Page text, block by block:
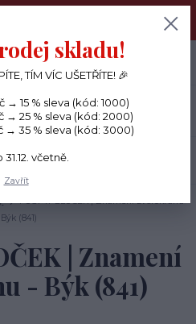
odesílám každý den, KREATIVNÍ
Menu
CZK
(841)
| Znamení
- Býk (841)
skladu!
TÍM VÍC UŠETŘÍTE! 🎉
→ 15 % sleva (kód: 1000)
→ 25 % sleva (kód: 2000)
→ 35 % sleva (kód: 3000)
včetně.
Zavřít